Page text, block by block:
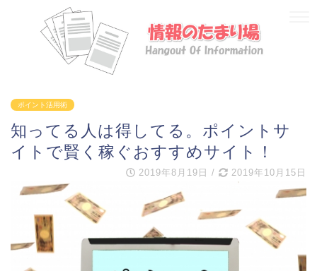
ポイント活用術
知ってる人は得してる。ポイントサ
イトで賢く稼ぐおすすめサイト！
2019年8月19日 / 2019年10月15日